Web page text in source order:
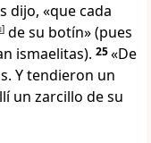
dijo, «que cada
] de su botín» (pues
ismaelitas). 25«De
Y tendieron un
un zarcillo de su